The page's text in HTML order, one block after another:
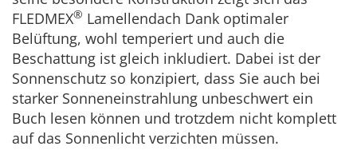
FLEDMEX® Lamellendach Dank optimaler
Belüftung, wohl temperiert und auch die
Beschattung ist gleich inkludiert. Dabei ist der
Sonnenschutz so konzipiert, dass Sie auch bei
starker Sonneneinstrahlung unbeschwert ein
Buch lesen können und trotzdem nicht komplett
auf das Sonnenlicht verzichten müssen.